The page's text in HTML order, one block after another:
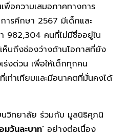
อความเสมอภาคทางการ
ารศึกษา 2567 มีเด็กและ
982,304 คนที่ไม่มีชื่ออยู่ใน
ห็นถึงช่องว่างด้านโอกาสที่ยัง
ร่งด่วน เพื่อให้เด็กทุกคน
เท่าเทียมและมีอนาคตที่มั่นคงได้
นวิทยาลัย ร่วมกับ มูลนิธิศุภนิ
มวันละบาท’ อย่างต่อเนื่อง